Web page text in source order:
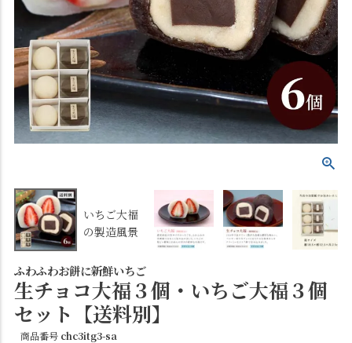
いちご大福
の製造風景
ふわふわお餅に新鮮いちご
生チョコ大福３個・いちご大福３個
セット【送料別】
商品番号 chc3itg3-sa